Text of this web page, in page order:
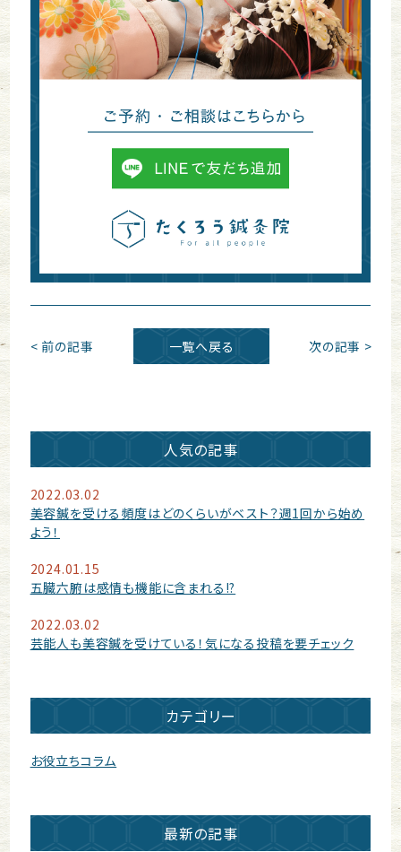
< 前の記事 一覧へ戻る 次の記事 >
人気の記事
2022.03.02
美容鍼を受ける頻度はどのくらいがベスト？週1回から始め
よう！
2024.01.15
五臓六腑は感情も機能に含まれる!?
2022.03.02
芸能人も美容鍼を受けている！気になる投稿を要チェック
カテゴリー
お役立ちコラム
最新の記事